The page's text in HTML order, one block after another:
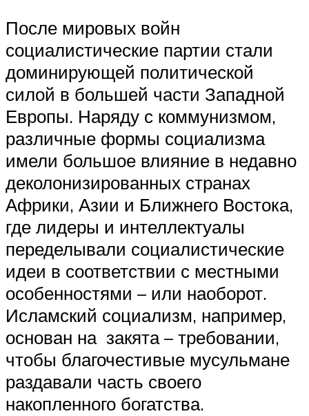
После мировых войн
социалистические партии стали
доминирующей политической
силой в большей части Западной
Европы. Наряду с коммунизмом,
различные формы социализма
имели большое влияние в недавно
деколонизированных странах
Африки, Азии и Ближнего Востока,
где лидеры и интеллектуалы
переделывали социалистические
идеи в соответствии с местными
особенностями – или наоборот.
Исламский социализм, например,
основан на закята – требовании,
чтобы благочестивые мусульмане
раздавали часть своего
накопленного богатства.